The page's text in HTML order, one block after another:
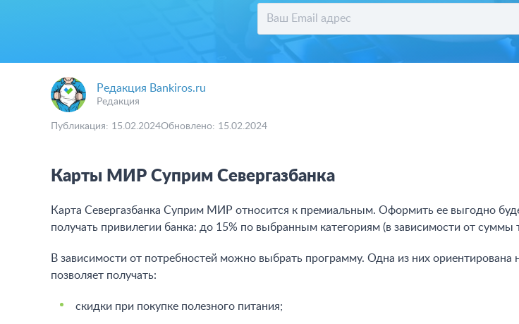
Редакция Bankiros.ru
Редакция
Публикация: 15.02.2024Обновлено: 15.02.2024
Карты МИР Суприм Севергазбанка
Карта Севергазбанка Суприм МИР относится к премиальным. Оформить ее выгодно
получать привилегии банка: до 15% по выбранным категориям (в зависимости от суммы
В зависимости от потребностей можно выбрать программу. Одна из них
позволяет получать:
скидки при покупке полезного питания;